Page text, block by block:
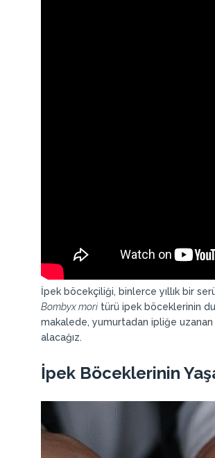
İpek böcekçiliği, binlerce yıllık bir
Bombyx moritürü ipek böceklerinin
makalede, yumurtadan ipliğe
alacağız.
İpek Böceklerinin